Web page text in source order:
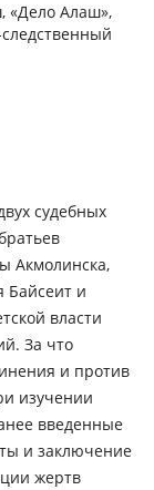
«Дело Алаш»,
судебных
Акмолинска,
Байсеит и
власти
За что
и против
изучении
введенные
и заключение
жертв